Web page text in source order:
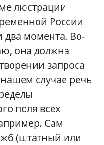
люстрации
России
два момента. Во-
она должна
запроса
случае речь
поля всех
Сам
(штатный или